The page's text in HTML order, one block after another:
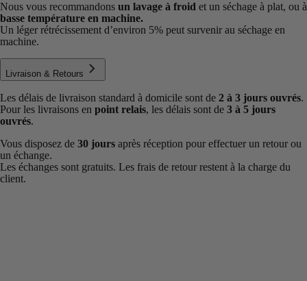
Nous vous recommandons un lavage à froid et un séchage à plat, ou à
basse température en machine.
Un léger rétrécissement d’environ 5% peut survenir au séchage en
machine.
Livraison & Retours
Les délais de livraison standard à domicile sont de 2 à 3 jours ouvrés.
Pour les livraisons en point relais, les délais sont de 3 à 5 jours
ouvrés.
Vous disposez de 30 jours après réception pour effectuer un retour ou
un échange.
Les échanges sont gratuits. Les frais de retour restent à la charge du
client.